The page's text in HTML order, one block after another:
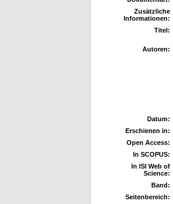
Zusätzliche
Informationen:
Titel:
Autoren:
Datum:
Erschienen in:
Open Access:
In SCOPUS:
In ISI Web of
Science:
Band:
Seitenbereich: